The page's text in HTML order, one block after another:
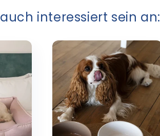
interessiert sein an: